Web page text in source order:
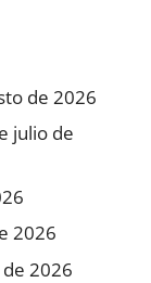
de 2026
julio de
2026
2026